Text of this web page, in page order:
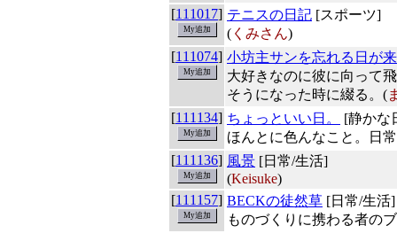
[111017] テニスの日記 [スポーツ]
( くみさん)
[111074] 小坊主サンを忘れる日が
大好きなのに彼に向って
そうになった時に綴る。(
[111134] ちょっといい日。
[静かな
ほんとに色んなこと。日
[111136] 風景 [日常/生活]
(Keisuke)
[111157] BECKの徒然草 [日常/生活]
ものづくりに携わる者の